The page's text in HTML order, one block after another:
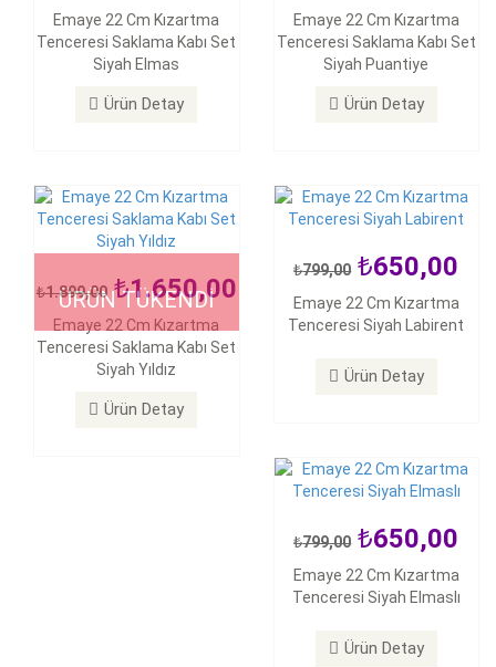
Emaye 22 Cm Kızartma
Tenceresi Saklama Kabı Set
Siyah Elmas
Ürün Detay
Emaye 22 Cm Kızartma
Tenceresi Saklama Kabı Set
Siyah Puantiye
Ürün Detay
ÜRÜN TÜKENDİ
1.899,00 1.650,00
Emaye 22 Cm Kızartma
Tenceresi Saklama Kabı Set
Siyah Yıldız
Ürün Detay
1.899,00 1.650,00
Emaye 22 Cm Kızartma
Tenceresi Saklama Kabı Set
Siyah Yıldız
799,00 650,00
Emaye 22 Cm Kızartma
Tenceresi Siyah Labirent
Ürün Detay
799,00 650,00
Emaye 22 Cm Kızartma
799,00 650,00
Emaye 22 Cm Kızartma
Tenceresi Siyah Elmaslı
Ürün Detay
799,00 650,00
Emaye 22 Cm Kızartma
799,00 650,00
Emaye 22 Cm Kızartma